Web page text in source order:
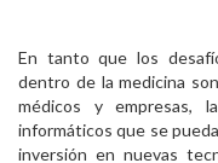
En tanto que los
dentro de la medicina
médicos y empresas,
informáticos que se
inversión en nuevas